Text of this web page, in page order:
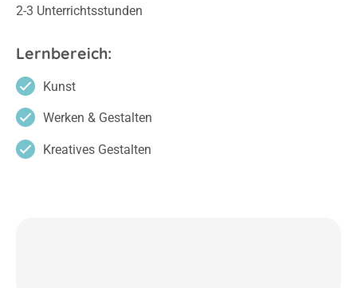
2-3 Unterrichtsstunden
Lernbereich:
Kunst
Werken & Gestalten
Kreatives Gestalten